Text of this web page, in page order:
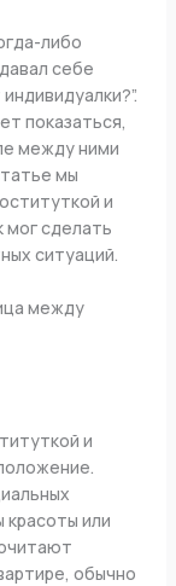
либо
себе
показаться,
между ними
мы
и
мог сделать
ситуаций.
между
и
красоты или
обычно